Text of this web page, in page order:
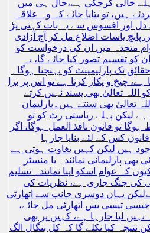
خالی کرچکی ہے،حال ہی میں
ہیں، تو بتایا جائے کہ وہ علاقہ
اور افسوس سے یہ بات کہنی پڑ
یاسات اضلاع مل کر آج آزادی
متحدہ میں ان کی درخواست کو
کو تقسیم تصور کیا جائے گا، یہ
تک پارلیمینٹ کو پہنچنا ہوگا۔
ہے، چیخ و پکار کرتا ہے تو اس پر برا
کو اللہ تعالیٰ بھی پسند نہیں کرتے
تعالیٰ بھی سنتے ہیں۔پارلیمان
لیکن پہلے ریاستی رٹ کو تو
تو قانون نافذ العمل ہوگا، اگر
کس کے لئے بنایا جارہا
ہیں لیکن کہیں بغاوت ہوتی ہے
بھی پارلیمانی نمائندہ یا منسٹر
کہ عوام اسکو اپنا نمائندہ تسلیم
کی جنگ جاری ہے، نظریات کی
یہاں دوسری جانب سے اتھارٹی
تیسی بس اتھارٹی مل جائے،
لیا جارہا ہے، کہیں پر بھی
نتیجہ کیا نکلے گا کہ کل بنگال الگ